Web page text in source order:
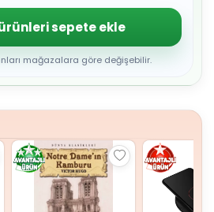
2
3
4
5
6
8
sepete ekle
mağazalara göre değişebilir.